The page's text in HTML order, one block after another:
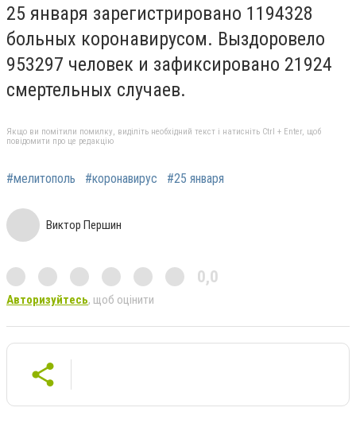
25 января зарегистрировано 1194328
больных коронавирусом. Выздоровело
953297 человек и зафиксировано 21924
смертельных случаев.
Якщо ви помітили помилку, виділіть необхідний текст і натисніть Ctrl + Enter, щоб
повідомити про це редакцію
#мелитополь #коронавирус #25 января
Виктор Першин
0,0
Авторизуйтесь, щоб оцінити